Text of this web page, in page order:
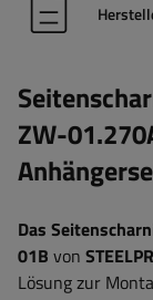
ZW-
Das
01B von
Lösung zur